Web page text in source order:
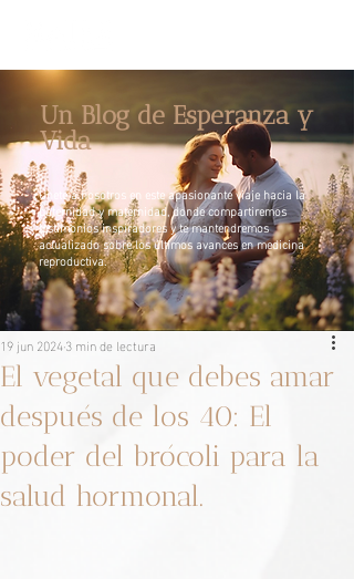
Un Blog de Esperanza y
Vida
Únete a nosotros en este apasionante viaje hacia la
paternidad y maternidad, donde compartiremos
testimonios inspiradores y te mantendremos
actualizado sobre los últimos avances en medicina
reproductiva.
El vegetal que debes amar
después de los 40: El
poder del brócoli para la
salud hormonal.
19 jun 20243 min de lectura